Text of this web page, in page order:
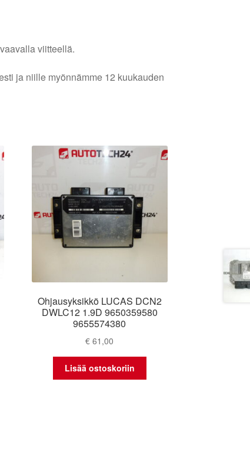
viitteellä.
ja niille myönnämme 12 kuukauden
Ohjausyksikkö LUCAS DCN2
DWLC12 1.9D 9650359580
9655574380
€ 61,00
Lisää ostoskoriin